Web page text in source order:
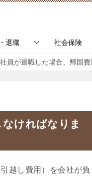
退職 社会保険
員が退職した場合、帰国
ければなりま
越し費用）を会社が負